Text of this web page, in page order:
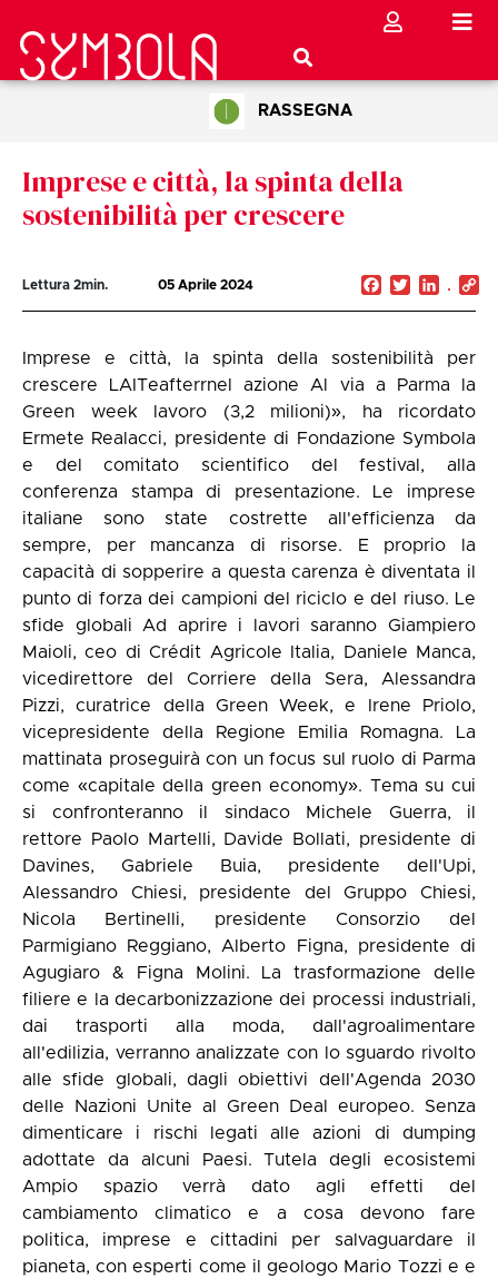
RASSEGNA
Imprese e città, la spinta della
sostenibilità per crescere
Lettura 2min. 05 Aprile 2024 Facebook
Twitter
Imprese e città, la spinta della sostenibilità per
crescere LAITeafterrnel azione Al via a Parma la
Green week lavoro (3,2 milioni)», ha ricordato
Ermete Realacci, presidente di Fondazione Symbola
e del comitato scientifico del festival, alla
conferenza stampa di presentazione. Le imprese
italiane sono state costrette all'efficienza da
sempre, per mancanza di risorse. E proprio la
capacità di sopperire a questa carenza è diventata il
punto di forza dei campioni del riciclo e del riuso. Le
sfide globali Ad aprire i lavori saranno Giampiero
Maioli, ceo di Crédit Agricole Italia, Daniele Manca,
vicedirettore del Corriere della Sera, Alessandra
Pizzi, curatrice della Green Week, e Irene Priolo,
vicepresidente della Regione Emilia Romagna. La
mattinata proseguirà con un focus sul ruolo di Parma
come «capitale della green economy». Tema su cui
si confronteranno il sindaco Michele Guerra, il
rettore Paolo Martelli, Davide Bollati, presidente di
Davines, Gabriele Buia, presidente dell'Upi,
Alessandro Chiesi, presidente del Gruppo Chiesi,
Nicola Bertinelli, presidente Consorzio del
Parmigiano Reggiano, Alberto Figna, presidente di
Agugiaro & Figna Molini. La trasformazione delle
filiere e la decarbonizzazione dei processi industriali,
dai trasporti alla moda, dall'agroalimentare
all'edilizia, verranno analizzate con lo sguardo rivolto
alle sfide globali, dagli obiettivi dell'Agenda 2030
delle Nazioni Unite al Green Deal europeo. Senza
dimenticare i rischi legati alle azioni di dumping
adottate da alcuni Paesi. Tutela degli ecosistemi
Ampio spazio verrà dato agli effetti del
cambiamento climatico e a cosa devono fare
politica, imprese e cittadini per salvaguardare il
pianeta, con esperti come il geologo Mario Tozzi e e